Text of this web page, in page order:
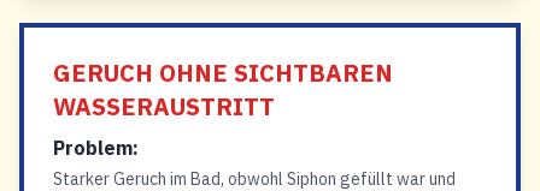
GERUCH OHNE SICHTBAREN
WASSERAUSTRITT
Problem:
Starker Geruch im Bad, obwohl Siphon gefüllt war und